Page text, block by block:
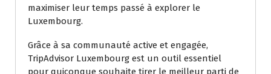
maximiser leur temps passé à explorer le
Luxembourg.
Grâce à sa communauté active et engagée,
TripAdvisor Luxembourg est un outil essentiel
pour quiconque souhaite tirer le meilleur parti de